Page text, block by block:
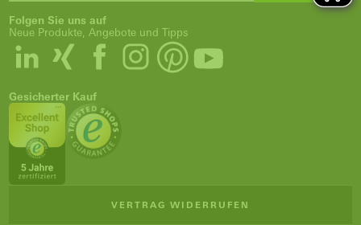
Folgen Sie uns auf
Neue Produkte, Angebote und Tipps
Gesicherter Kauf
VERTRAG WIDERRUFEN